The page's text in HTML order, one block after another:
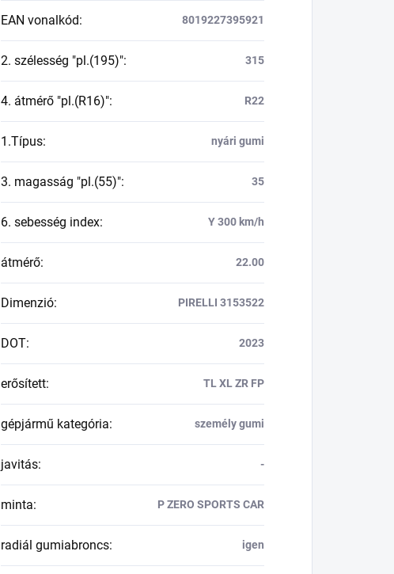
EAN vonalkód: 8019227395921
2. szélesség "pl.(195)": 315
4. átmérő "pl.(R16)": R22
1.Típus: nyári gumi
3. magasság "pl.(55)": 35
6. sebesség index: Y 300 km/h
átmérő: 22.00
Dimenzió: PIRELLI 3153522
DOT: 2023
erősített: TL XL ZR FP
gépjármű kategória: személy gumi
javitás: -
minta: P ZERO SPORTS CAR
radiál gumiabroncs: igen